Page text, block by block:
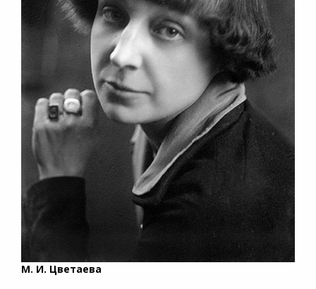
М. И. Цветаева